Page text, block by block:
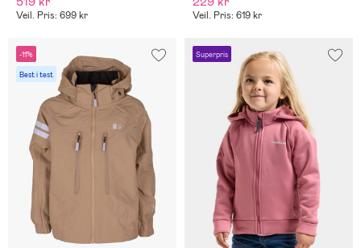
Veil. Pris: 699 kr Veil. Pris: 619 kr
-11%
Best i test
Superpris